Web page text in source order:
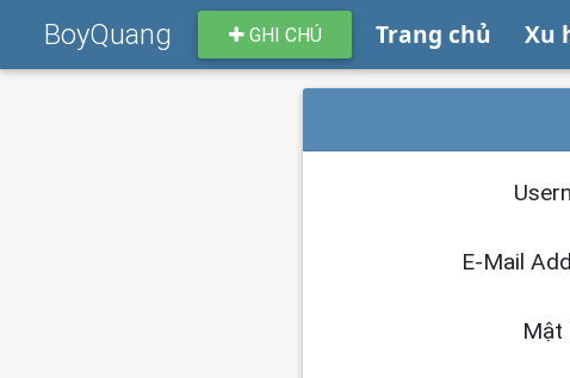
BoyQuang GHI CHÚ Trang chủ Xu
E-Mail
Mật